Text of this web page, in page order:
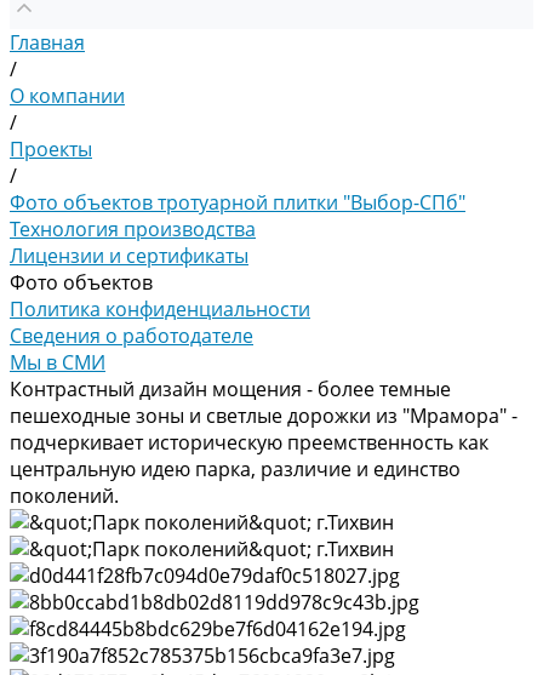
Главная
/
О компании
/
Проекты
/
Фото объектов тротуарной плитки "Выбор-СПб"
Технология производства
Лицензии и сертификаты
Фото объектов
Политика конфиденциальности
Сведения о работодателе
Мы в СМИ
Контрастный дизайн мощения - более темные
пешеходные зоны и светлые дорожки из "Мрамора" -
подчеркивает историческую преемственность как
центральную идею парка, различие и единство
поколений.